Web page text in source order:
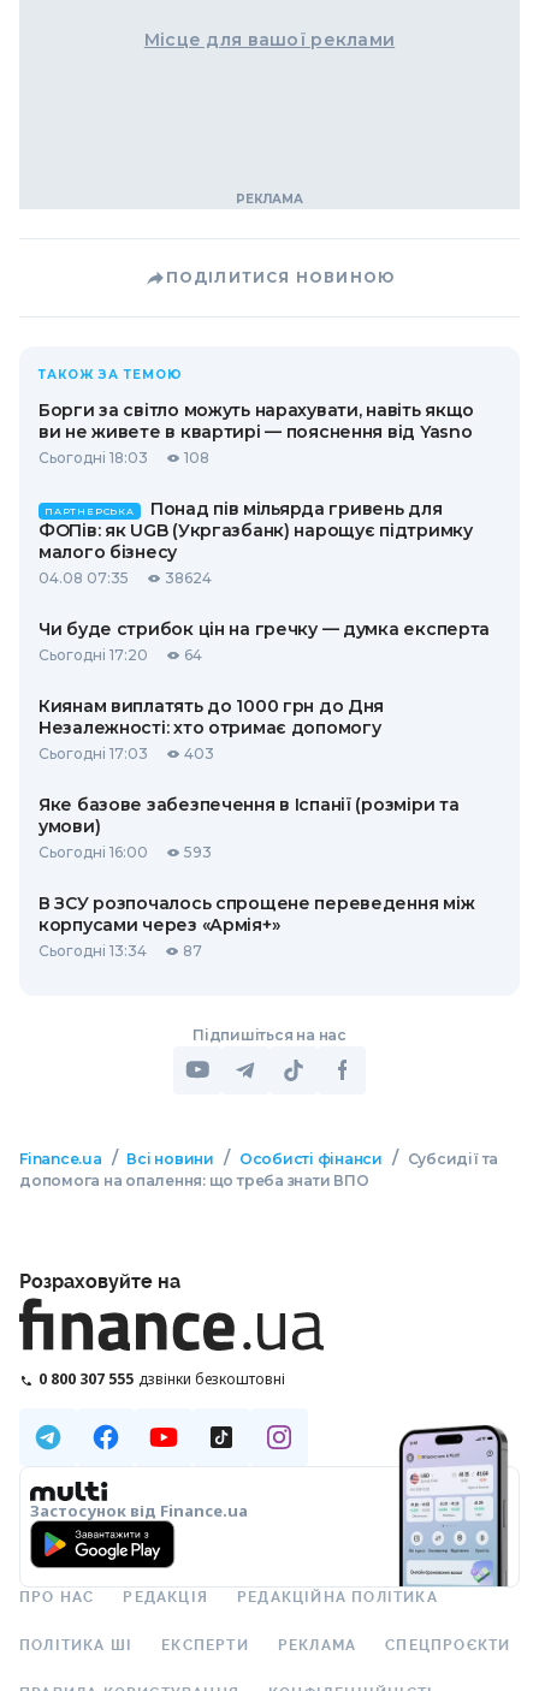
Місце для вашої реклами
ПОДІЛИТИСЯ НОВИНОЮ
ТАКОЖ ЗА ТЕМОЮ
Борги за світло можуть нарахувати, навіть якщо
ви не живете в квартирі — пояснення від Yasno
Сьогодні 18:03 108
ПАРТНЕРСЬКА
Понад пів мільярда гривень для
ФОПів: як UGB (Укргазбанк) нарощує підтримку
малого бізнесу
04.08 07:35 38624
Чи буде стрибок цін на гречку — думка експерта
Сьогодні 17:20 64
Киянам виплатять до 1000 грн до Дня
Незалежності: хто отримає допомогу
Сьогодні 17:03 403
Яке базове забезпечення в Іспанії (розміри та
умови)
Сьогодні 16:00 593
В ЗСУ розпочалось спрощене переведення між
корпусами через «Армія+»
Сьогодні 13:34 87
Підпишіться на нас
Finance.ua / Всі новини / Особисті фінанси /
Субсидії та
допомога на опалення: що треба знати ВПО
Розраховуйте на
0 800 307 555 дзвінки безкоштовні
Застосунок від Finance.ua
ПРО НАС РЕДАКЦІЯ РЕДАКЦІЙНА ПОЛІТИКА
ПОЛІТИКА ШІ ЕКСПЕРТИ РЕКЛАМА СПЕЦПРОЄКТИ